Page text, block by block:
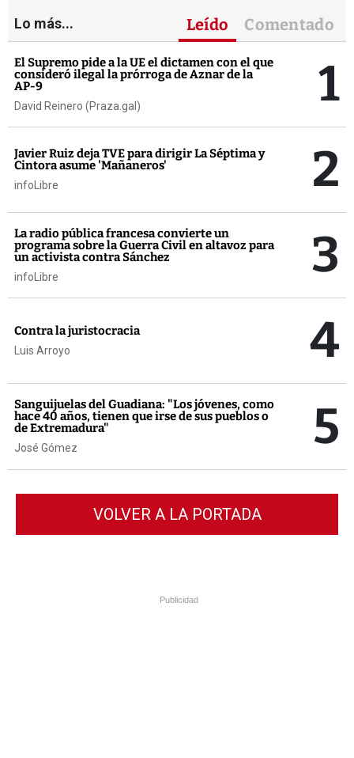
Lo más... Leído Comentado
El Supremo pide a la UE el dictamen con el que
consideró ilegal la prórroga de Aznar de la
AP-9
David Reinero (Praza.gal) 1
Javier Ruiz deja TVE para dirigir La Séptima y
Cintora asume 'Mañaneros'
infoLibre 2
La radio pública francesa convierte un
programa sobre la Guerra Civil en altavoz para
un activista contra Sánchez
infoLibre 3
Contra la juristocracia
Luis Arroyo 4
Sanguijuelas del Guadiana: "Los jóvenes, como
hace 40 años, tienen que irse de sus pueblos o
de Extremadura"
José Gómez 5
VOLVER A LA PORTADA
Publicidad